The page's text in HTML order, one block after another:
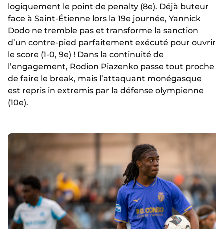
logiquement le point de penalty (8e). Déjà buteur
face à Saint-Étienne lors la 19e journée, Yannick
Dodo ne tremble pas et transforme la sanction
d’un contre-pied parfaitement exécuté pour ouvrir
le score (1-0, 9e) ! Dans la continuité de
l’engagement, Rodion Piazenko passe tout proche
de faire le break, mais l’attaquant monégasque
est repris in extremis par la défense olympienne
(10e).